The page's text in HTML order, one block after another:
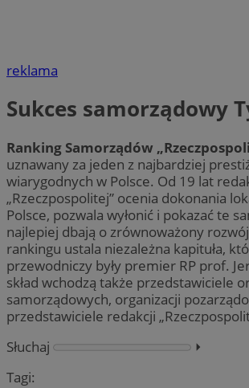
reklama
Sukces samorządowy
Ranking Samorządów
uznawany za jeden z najbardziej
wiarygodnych w Polsce. Od 19 lat
„Rzeczpospolitej” ocenia dokonania
Polsce, pozwala wyłonić i pokazać te
najlepiej dbają o zrównoważony
rankingu ustala niezależna kapituła,
przewodniczy były premier RP prof.
skład wchodzą także przedstawiciele
samorządowych, organizacji
przedstawiciele redakcji
Słuchaj
⏵︎
Tagi: